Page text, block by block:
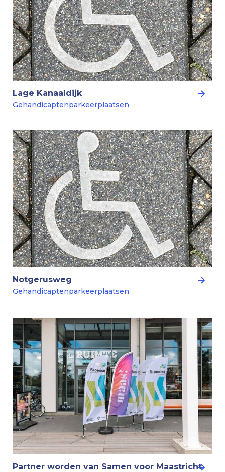
Lage Kanaaldijk
Gehandicaptenparkeerplaatsen
Notgerusweg
Gehandicaptenparkeerplaatsen
Partner worden van Samen voor Maastricht